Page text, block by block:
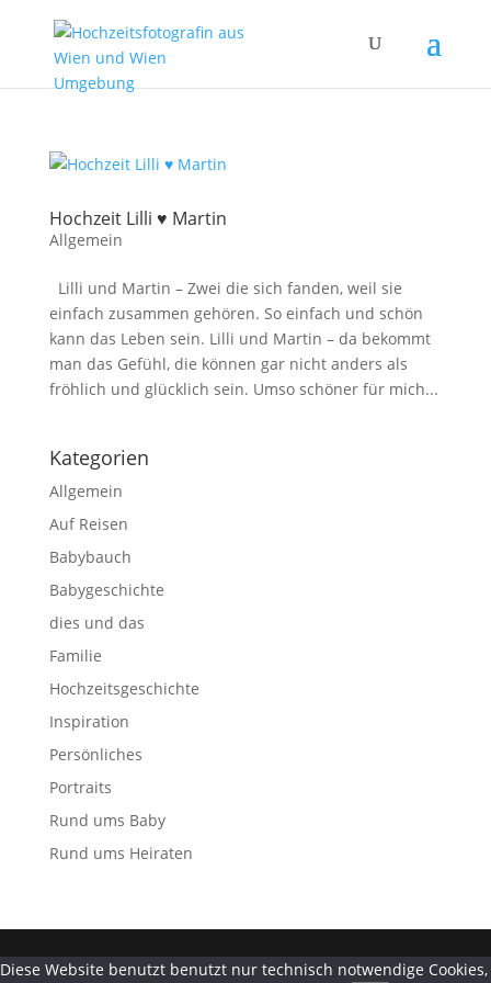
Hochzeit Lilli ♥ Martin
Allgemein
Lilli und Martin – Zwei die sich fanden, weil sie
einfach zusammen gehören. So einfach und schön
kann das Leben sein. Lilli und Martin – da bekommt
man das Gefühl, die können gar nicht anders als
fröhlich und glücklich sein. Umso schöner für mich...
Kategorien
Allgemein
Auf Reisen
Babybauch
Babygeschichte
dies und das
Familie
Hochzeitsgeschichte
Inspiration
Persönliches
Portraits
Rund ums Baby
Rund ums Heiraten
Diese Website benutzt benutzt nur technisch notwendige Cookies,